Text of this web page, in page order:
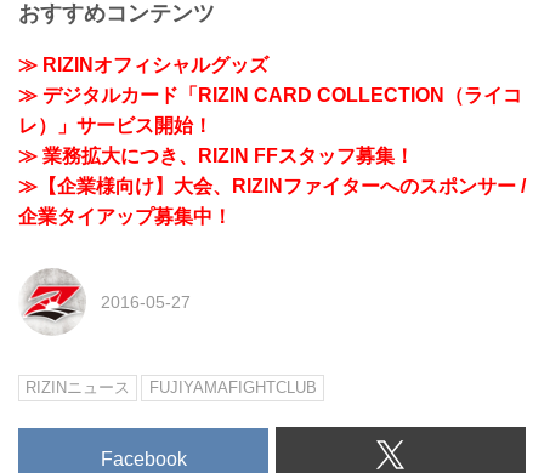
おすすめコンテンツ
≫ RIZINオフィシャルグッズ
≫ デジタルカード「RIZIN CARD COLLECTION（ライコ
レ）」サービス開始！
≫ 業務拡大につき、RIZIN FFスタッフ募集！
≫【企業様向け】大会、RIZINファイターへのスポンサー /
企業タイアップ募集中！
2016-05-27
RIZINニュース FUJIYAMAFIGHTCLUB
Facebook